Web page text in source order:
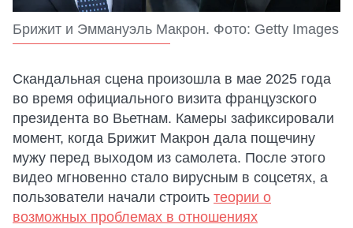
Брижит и Эммануэль Макрон. Фото: Getty Images
Скандальная сцена произошла в мае 2025 года
во время официального визита французского
президента во Вьетнам. Камеры зафиксировали
момент, когда Брижит Макрон дала пощечину
мужу перед выходом из самолета. После этого
видео мгновенно стало вирусным в соцсетях, а
пользователи начали строить теории о
возможных проблемах в отношениях